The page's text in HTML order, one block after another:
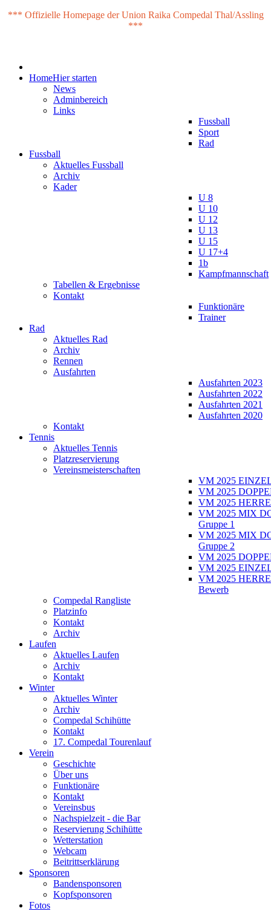
*** Offizielle Homepage der Union Raika Compedal Thal/Assling
***
HomeHier starten
News
Adminbereich
Links
Fussball
Sport
Rad
Fussball
Aktuelles Fussball
Archiv
Kader
U 8
U 10
U 12
U 13
U 15
U 17+4
1b
Kampfmannschaft
Tabellen & Ergebnisse
Kontakt
Funktionäre
Trainer
Rad
Aktuelles Rad
Archiv
Rennen
Ausfahrten
Ausfahrten 2023
Ausfahrten 2022
Ausfahrten 2021
Ausfahrten 2020
Kontakt
Tennis
Aktuelles Tennis
Platzreservierung
Vereinsmeisterschaften
VM 2025
VM 2025
VM 2025
VM 2025 MIX
Gruppe 1
VM 2025 MIX
Gruppe 2
VM 2025
VM 2025
VM 2025
Bewerb
Compedal Rangliste
Platzinfo
Kontakt
Archiv
Laufen
Aktuelles Laufen
Archiv
Kontakt
Winter
Aktuelles Winter
Archiv
Compedal Schihütte
Kontakt
17. Compedal Tourenlauf
Verein
Geschichte
Über uns
Funktionäre
Kontakt
Vereinsbus
Nachspielzeit - die Bar
Reservierung Schihütte
Wetterstation
Webcam
Beitrittserklärung
Sponsoren
Bandensponsoren
Kopfsponsoren
Fotos